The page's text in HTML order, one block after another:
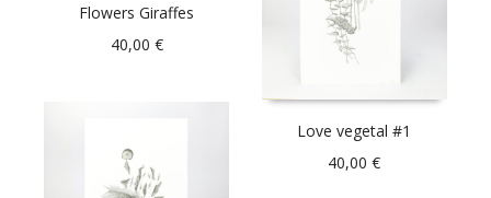
Flowers Giraffes
40,00 €
Love vegetal #1
40,00€